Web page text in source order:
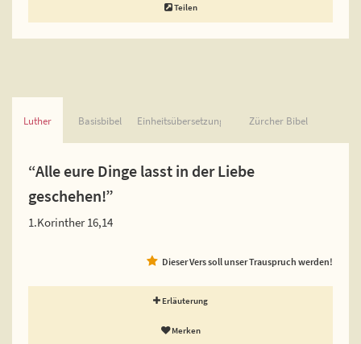
Teilen
Luther Basisbibel Einheitsübersetzung Zürcher Bibel
“Alle eure Dinge lasst in der Liebe
geschehen!”
1.Korinther 16,14
Dieser Vers soll unser Trauspruch werden!
Erläuterung
Merken